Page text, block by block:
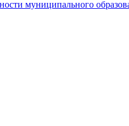
муниципального